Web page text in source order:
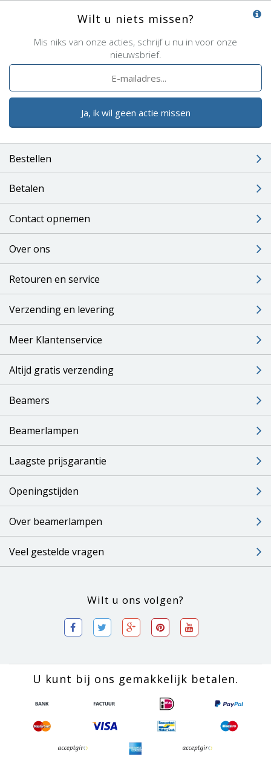
Wilt u niets missen?
Mis niks van onze acties, schrijf u nu in voor onze
nieuwsbrief.
Ja, ik wil geen actie missen
Bestellen
Betalen
Contact opnemen
Over ons
Retouren en service
Verzending en levering
Meer Klantenservice
Altijd gratis verzending
Beamers
Beamerlampen
Laagste prijsgarantie
Openingstijden
Over beamerlampen
Veel gestelde vragen
Wilt u ons volgen?
U kunt bij ons gemakkelijk betalen.